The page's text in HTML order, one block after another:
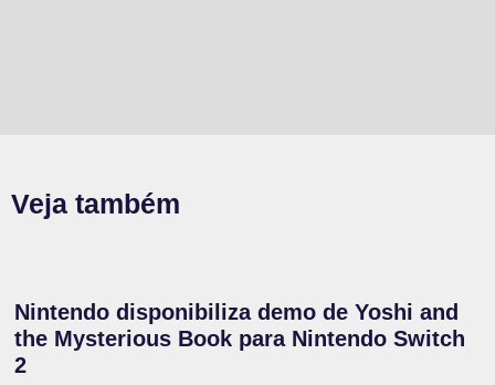
Veja também
Nintendo disponibiliza demo de Yoshi and
the Mysterious Book para Nintendo Switch
2